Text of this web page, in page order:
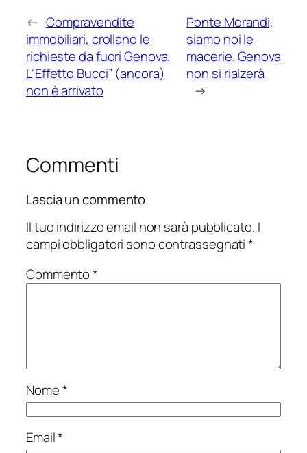
← Compravendite
immobiliari, crollano le
richieste da fuori Genova.
L“Effetto Bucci” (ancora)
non è arrivato
Ponte Morandi,
siamo noi le
macerie. Genova
non si rialzerà
→
Commenti
Lascia un commento
Il tuo indirizzo email non sarà pubblicato. I
campi obbligatori sono contrassegnati*
Commento*
Nome*
Email*